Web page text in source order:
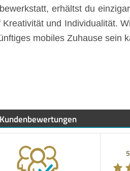
erhältst du
und Individualität.
mobiles Zuhause sein
Kundenbewertungen